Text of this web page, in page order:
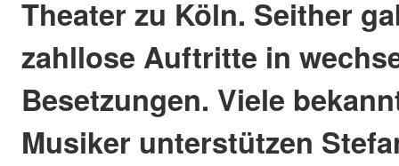
Theater zu Köln. Seither
zahllose Auftritte in
Besetzungen. Viele
Musiker unterstützen